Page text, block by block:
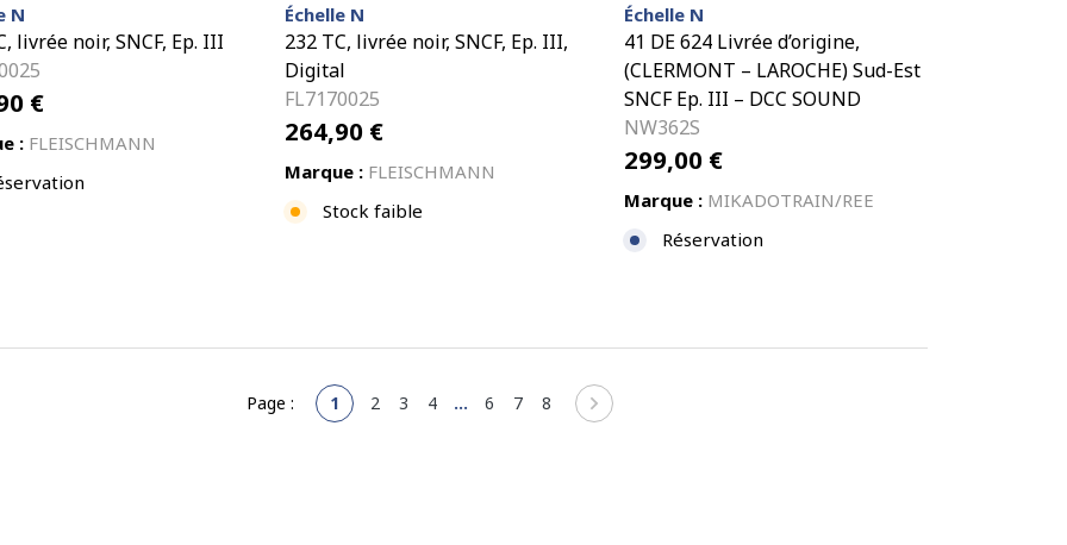
N
livrée noir, SNCF, Ep. III
€
: FLEISCHMANN
Échelle N
232 TC, livrée noir, SNCF, Ep. III,
Digital
FL7170025
264,90 €
Marque : FLEISCHMANN
Stock faible
Échelle N
41 DE 624 Livrée d’origine,
(CLERMONT – LAROCHE) Sud-Est
SNCF Ep. III – DCC SOUND
NW362S
299,00 €
Marque : MIKADOTRAIN/REE
Réservation
Page : 1 2 3 4 … 6 7 8